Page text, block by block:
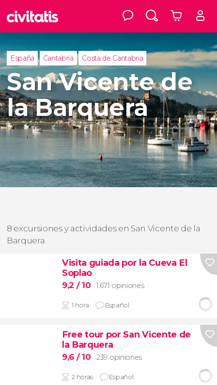
España Cantabria Costa de Cantabria
San Vicente de
la Barquera
8 excursiones y actividades en San Vicente de la
Barquera
Visita guiada por la Cueva El
Soplao
9,2 / 10 1.671 opiniones
1 hora Español
Free tour por San Vicente de
la Barquera
9,6 / 10 239 opiniones
2 horas Español